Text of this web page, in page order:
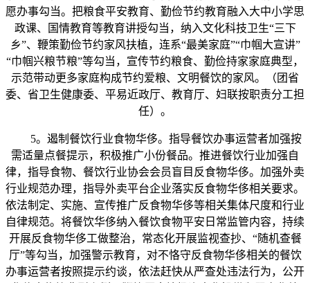
愿办事勾当。把粮食平安教育、勤俭节约教育融入大中小学思
政课、国情教育等教育讲授勾当，纳入文化科技卫生“三下
乡”、鞭策勤俭节约家风扶植，连系“最美家庭”“巾帼大宣讲”
“巾帼兴粮节粮”等勾当，宣传节约粮食、勤俭持家家庭典型，
示范带动更多家庭构成节约爱粮、文明餐饮的家风。（团省
委、省卫生健康委、平易近政厅、教育厅、妇联按职责分工担
任）。
5。遏制餐饮行业食物华侈。指导餐饮办事运营者加强按
需适量点餐提示，积极推广小份餐品。推进餐饮行业加强自
律，指导食物、餐饮行业协会会员盲目反食物华侈。加强外卖
行业规范办理，指导外卖平台企业落实反食物华侈相关要求。
依法制定、实施、宣传推广反食物华侈等相关集体尺度和行业
自律规范。将餐饮华侈纳入餐饮食物平安日常监管内容，持续
开展反食物华侈工做整治，常态化开展监视查抄、“随机查餐
厅”等勾当，加强警示教育，对不恪守反食物华侈相关的餐饮
办事运营者按照提示约谈，依法赶快从严查处违法行为，公开